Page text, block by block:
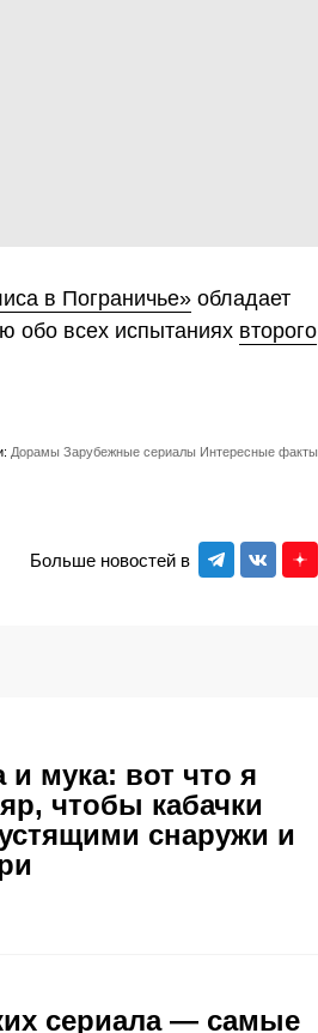
в Пограничье» обладает
обо всех испытаниях второго
Дорамы Зарубежные сериалы Интересные факты
Больше новостей в
и мука: вот что я
чтобы кабачки
снаружи и
сериала — самые